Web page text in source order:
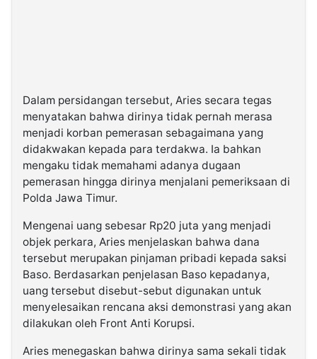
Dalam persidangan tersebut, Aries secara tegas
menyatakan bahwa dirinya tidak pernah merasa
menjadi korban pemerasan sebagaimana yang
didakwakan kepada para terdakwa. Ia bahkan
mengaku tidak memahami adanya dugaan
pemerasan hingga dirinya menjalani pemeriksaan di
Polda Jawa Timur.
Mengenai uang sebesar Rp20 juta yang menjadi
objek perkara, Aries menjelaskan bahwa dana
tersebut merupakan pinjaman pribadi kepada saksi
Baso. Berdasarkan penjelasan Baso kepadanya,
uang tersebut disebut-sebut digunakan untuk
menyelesaikan rencana aksi demonstrasi yang akan
dilakukan oleh Front Anti Korupsi.
Aries menegaskan bahwa dirinya sama sekali tidak